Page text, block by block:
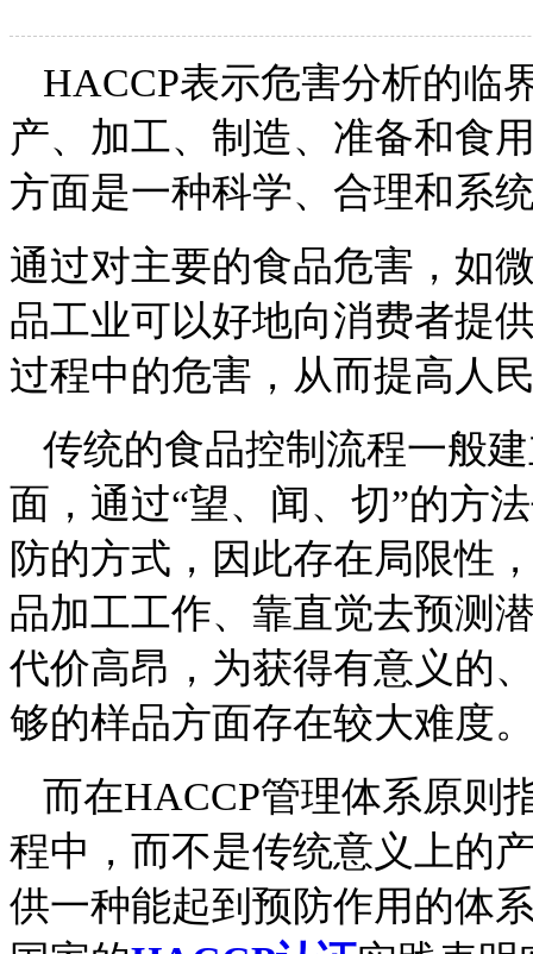
HACCP表示危害分析的临
产、加工、制造、准备和食
方面是一种科学、合理和系
通过对主要的食品危害，如
品工业可以好地向消费者提
过程中的危害，从而提高人
传统的食品控制流程一般
面，通过“望、闻、切”的方
防的方式，因此存在局限性
品加工工作、靠直觉去预测
代价高昂，为获得有意义的
够的样品方面存在较大难度
而在HACCP管理体系原则
程中，而不是传统意义上的
供一种能起到预防作用的体